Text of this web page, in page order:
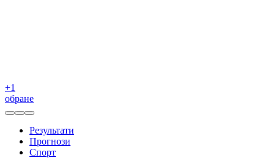
+1
обране
Результати
Прогнози
Спорт